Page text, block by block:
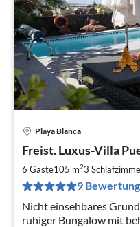
Playa Blanca
Freist. Luxus-Villa
6 Gäste105 m23
9
Nicht einsehbares
ruhiger Bungalow mit beheizbarem Pool (30 Grad) und